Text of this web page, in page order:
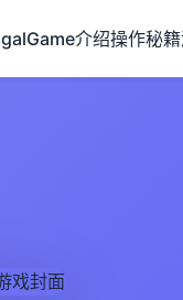
galGame介绍操作秘籍